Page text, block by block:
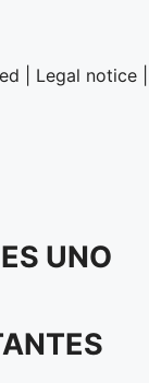
| Legal notice |
UNO